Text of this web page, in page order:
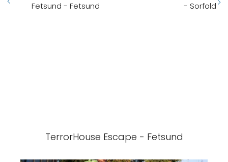
Fetsund - Fetsund
- Sorfold
TerrorHouse Escape - Fetsund